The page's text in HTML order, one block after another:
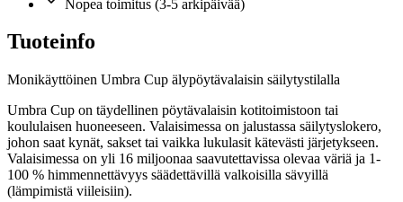
Nopea toimitus (3-5 arkipäivää)
Tuoteinfo
Monikäyttöinen Umbra Cup älypöytävalaisin säilytystilalla
Umbra Cup on täydellinen pöytävalaisin kotitoimistoon tai
koululaisen huoneeseen. Valaisimessa on jalustassa säilytyslokero,
johon saat kynät, sakset tai vaikka lukulasit kätevästi järjetykseen.
Valaisimessa on yli 16 miljoonaa saavutettavissa olevaa väriä ja 1-
100 % himmennettävyys säädettävillä valkoisilla sävyillä
(lämpimistä viileisiin).